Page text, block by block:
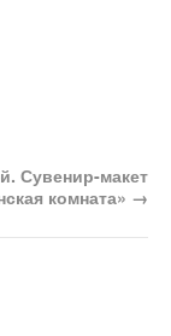
Сувенир-макет
комната» →